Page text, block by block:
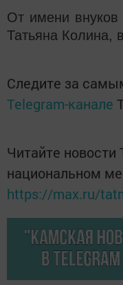
От имени
Татьяна Колина,
Следите за
Telegram-канале
Читайте новости
национальном
https://max.ru/